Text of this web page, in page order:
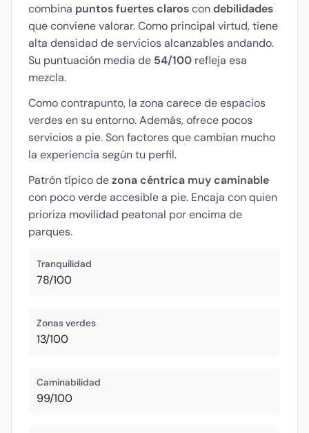
combina puntos fuertes claroscondebilidades
que conviene valorar. Como principal virtud, tiene
alta densidad de servicios alcanzables andando.
Su puntuación media de 54/100 refleja esa
mezcla.
Como contrapunto, la zona carece de espacios
verdes en su entorno. Además, ofrece pocos
servicios a pie. Son factores que cambian mucho
la experiencia según tu perfil.
Patrón típico dezona céntrica muy caminable
con poco verde accesible a pie. Encaja con quien
prioriza movilidad peatonal por encima de
parques.
Tranquilidad
78/100
Zonas verdes
13/100
Caminabilidad
99/100